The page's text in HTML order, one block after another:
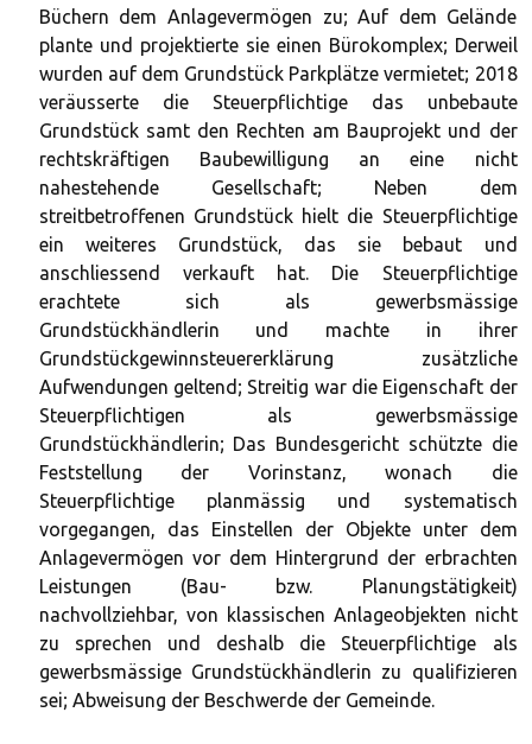
Büchern dem Anlagevermögen zu; Auf dem Gelände
plante und projektierte sie einen Bürokomplex; Derweil
wurden auf dem Grundstück Parkplätze vermietet; 2018
veräusserte die Steuerpflichtige das unbebaute
Grundstück samt den Rechten am Bauprojekt und der
rechtskräftigen Baubewilligung an eine nicht
nahestehende Gesellschaft; Neben dem
streitbetroffenen Grundstück hielt die Steuerpflichtige
ein weiteres Grundstück, das sie bebaut und
anschliessend verkauft hat. Die Steuerpflichtige
erachtete sich als gewerbsmässige
Grundstückhändlerin und machte in ihrer
Grundstückgewinnsteuererklärung zusätzliche
Aufwendungen geltend; Streitig war die Eigenschaft der
Steuerpflichtigen als gewerbsmässige
Grundstückhändlerin; Das Bundesgericht schützte die
Feststellung der Vorinstanz, wonach die
Steuerpflichtige planmässig und systematisch
vorgegangen, das Einstellen der Objekte unter dem
Anlagevermögen vor dem Hintergrund der erbrachten
Leistungen (Bau- bzw. Planungstätigkeit)
nachvollziehbar, von klassischen Anlageobjekten nicht
zu sprechen und deshalb die Steuerpflichtige als
gewerbsmässige Grundstückhändlerin zu qualifizieren
sei; Abweisung der Beschwerde der Gemeinde.